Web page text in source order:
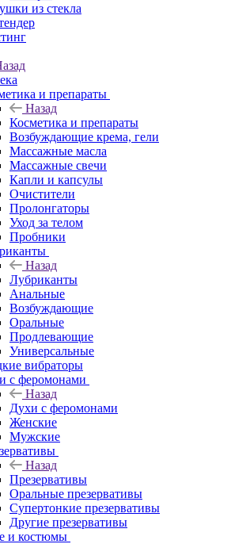
из стекла
и препараты
Назад
Косметика и препараты
Возбуждающие крема, гели
Массажные масла
Массажные свечи
Капли и капсулы
Очистители
Пролонгаторы
Уход за телом
Пробники
Назад
Лубриканты
Анальные
Возбуждающие
Оральные
Продлевающие
Универсальные
вибраторы
с феромонами
Назад
Духи с феромонами
Женские
Мужские
Назад
Презервативы
Оральные презервативы
Супертонкие презервативы
Другие презервативы
и костюмы